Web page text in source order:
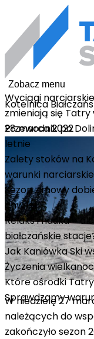
Zobacz menu
Wyciągi
zmieniają się Tatry
Przewodnik po
letnie
Zalety stoków na
warunki narciarskie
Sezon zimowy
chwile!
Relaks i nauka –
białczańskie
Jak Kaniówka Ski
Życzenia
Które ośrodki
Sprawdzamy
Kotelnica
28 marca 2022
W niedzielę 27
należących do
zakończyło sezon